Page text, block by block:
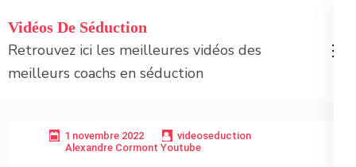
au
contenu
(Pressez
Vidéos De Séduction
Retrouvez ici les meilleures vidéos des
meilleurs coachs en séduction
1 novembre 2022
videoseduction
Alexandre Cormont Youtube